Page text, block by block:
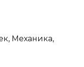
Механика,